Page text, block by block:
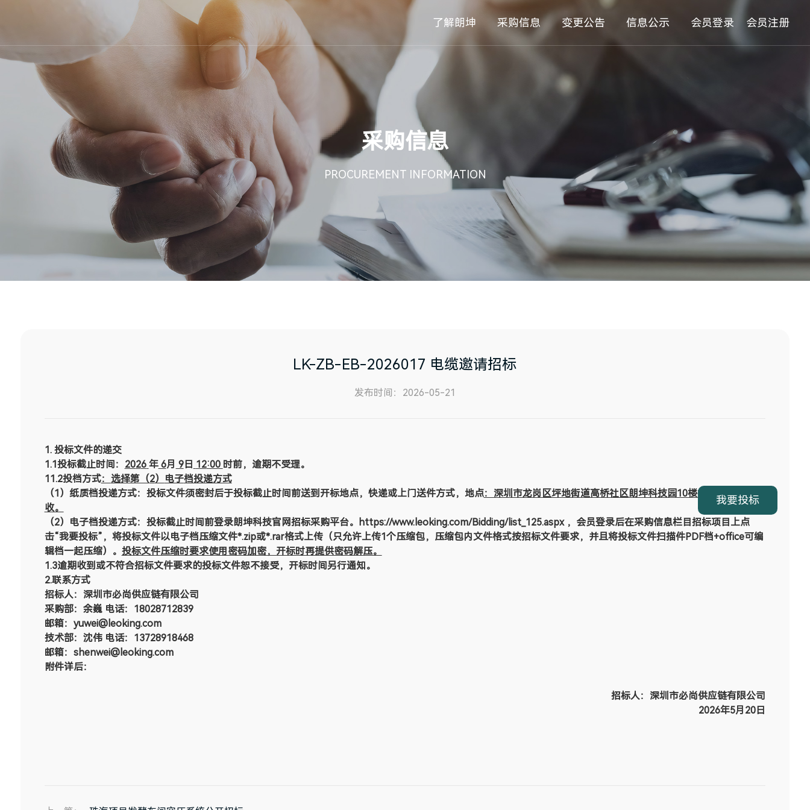
了解朗坤 采购信息 变更公告 信息公示 会员登录 会员注册
采购信息
PROCUREMENT INFORMATION
LK-ZB-EB-2026017 电缆邀请招标
发布时间：2026-05-21
1 . 投标文件的递交
1.1投标截止时间： 2026 年6月 9日 12:00 时前，逾期不受理。
11.2投档方式： 选择第（2） 电子档投递方式
（1）纸质档投递方式：投标文件须密封后于投标截止时间前送到开标地点， 快递或上门送件方式，地点：深圳市龙岗区坪地街道高桥社区朗坤科技园10楼招标采购中心
收。
（2）电子档投递方式：投标截止时间前登录朗坤科技官网招标采购平台。https://www.leoking.com/Bidding/list_125.aspx ，会员登录后在采购信息栏目招标项目上点
击“我要投标”，将投标文件以电子档压缩文件*.zip或*.rar格式上传（只允许上传1个压缩包，压缩包内文件格式按招标文件要求，并且将投标文件扫描件PDF档+office可编
辑档一起压缩）。 投标文件压缩时要求使用密码加密，开标时再提供密码解压。
1.3逾期收到或不符合招标文件要求的投标文件恕不接受，开标时间另行通知。
2.联系方式
招标人： 深圳市必尚供应链有限公司
采购部：余巍 电话： 18028712839
邮箱：yuwei@leoking.com
技术部：沈伟 电话： 13728918468
邮箱： shenwei@leoking.com
附件详后：
招标人：深圳市必尚供应链有限公司
2026年5月 20 日
我要投标